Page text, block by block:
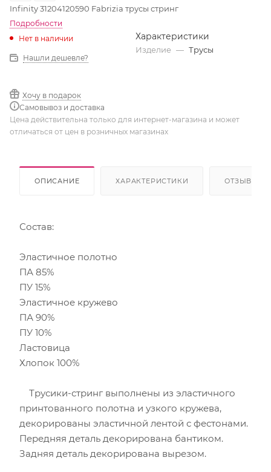
Infinity 31204120590 Fabrizia трусы стринг
Подробности
Нет в наличии
Нашли дешевле?
Хочу в подарок
Самовывоз и доставка
Характеристики
Изделие — Трусы
Цена действительна только для интернет-магазина и может
отличаться от цен в розничных магазинах
ОПИСАНИЕ ХАРАКТЕРИСТИКИ ОТЗЫВЫ
Состав:
Эластичное полотно
ПА 85%
ПУ 15%
Эластичное кружево
ПА 90%
ПУ 10%
Ластовица
Хлопок 100%
Трусики-стринг выполнены из эластичного
принтованного полотна и узкого кружева,
декорированы эластичной лентой с фестонами.
Передняя деталь декорирована бантиком.
Задняя деталь декорирована вырезом.